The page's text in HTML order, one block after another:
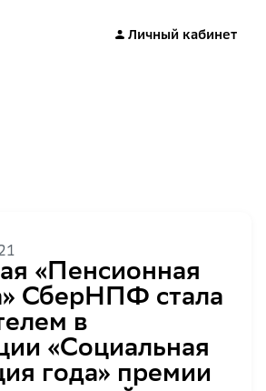
Личный кабинет
«Пенсионная
СберНПФ стала
в
«Социальная
года» премии